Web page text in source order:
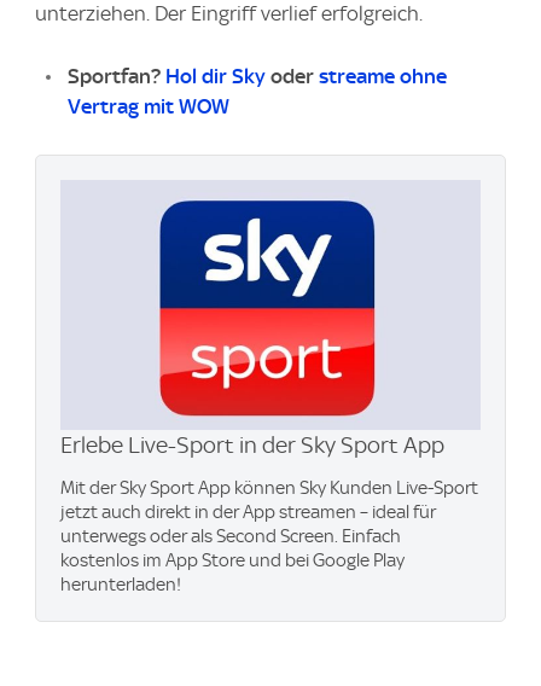
unterziehen. Der Eingriff verlief erfolgreich.
Sportfan? Hol dir Sky oder streame ohne
Vertrag mit WOW
Erlebe Live-Sport in der Sky Sport App
Mit der Sky Sport App können Sky Kunden Live-Sport
jetzt auch direkt in der App streamen – ideal für
unterwegs oder als Second Screen. Einfach
kostenlos im App Store und bei Google Play
herunterladen!